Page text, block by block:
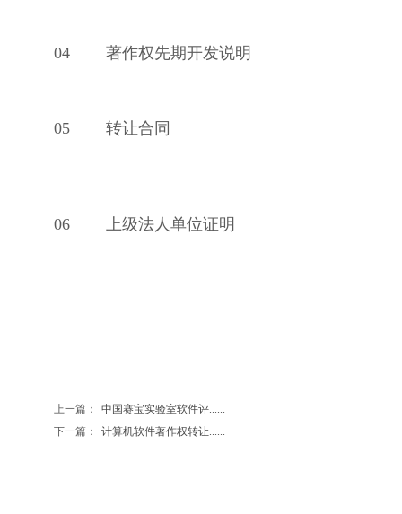
04 著作权先期开发说明
05 转让合同
06 上级法人单位证明
上一篇：
中国赛宝实验室软件评......
下一篇：
计算机软件著作权转让......